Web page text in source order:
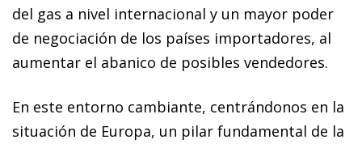
del gas a nivel internacional y un mayor poder
de negociación de los países importadores, al
aumentar el abanico de posibles vendedores.
En este entorno cambiante, centrándonos en la
situación de Europa, un pilar fundamental de la